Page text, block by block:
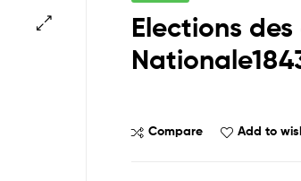
Elections
Compare Add to